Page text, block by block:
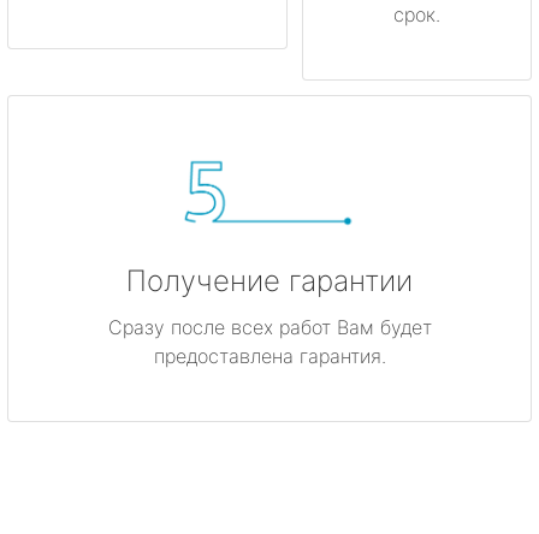
срок.
Получение гарантии
Сразу после всех работ Вам будет
предоставлена гарантия.